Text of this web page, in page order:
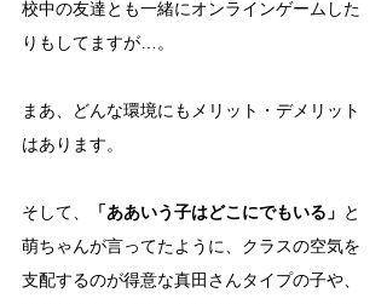
校中の友達とも一緒にオンラインゲームした
りもしてますが…。
まあ、どんな環境にもメリット・デメリット
はあります。
そして、 「ああいう子はどこにでもいる」 と
萌ちゃんが言ってたように、クラスの空気を
支配するのが得意な真田さんタイプの子や、